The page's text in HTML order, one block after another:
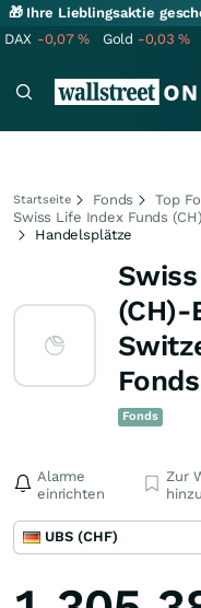
🎁 Ihre Lieblingsaktie
DAX -0,07% Gold -0,03%
Startseite Fonds
Top
Swiss Life Index Funds
Handelsplätze
(CH)-
Fonds
Fonds
Alarme
einrichten
Zur
UBS (CHF)